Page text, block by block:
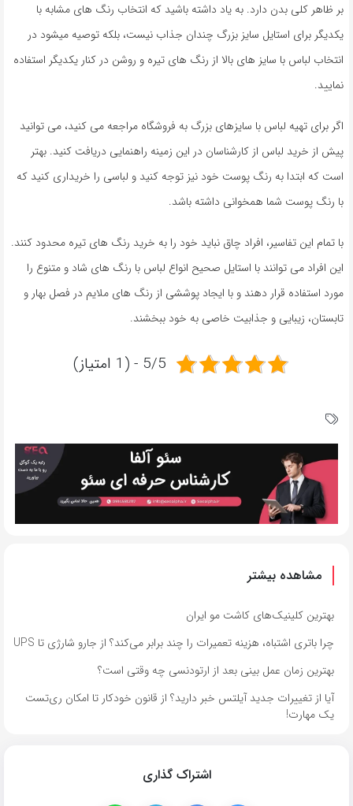
بر ظاهر کلی بدن دارد. به یاد داشته باشید که انتخاب رنگ های مشابه با
یکدیگر برای استایل سایز بزرگ چندان جذاب نیست، بلکه توصیه میشود در
انتخاب لباس با سایز های بالا از رنگ های تیره و روشن در کنار یکدیگر استفاده
نمایید.
اگر برای تهیه لباس با سایزهای بزرگ به فروشگاه مراجعه می کنید، می توانید
پیش از خرید لباس از کارشناسان در این زمینه راهنمایی دریافت کنید. بهتر
است که ابتدا به رنگ پوست خود نیز توجه کنید و لباسی را خریداری کنید که
با رنگ پوست شما همخوانی داشته باشد.
با تمام این تفاسیر، افراد چاق نباید خود را به خرید رنگ های تیره محدود کنند.
این افراد می توانند با استایل صحیح انواع لباس با رنگ های شاد و متنوع را
مورد استفاده قرار دهند و با ایجاد پوششی از رنگ های ملایم در فصل بهار و
تابستان، زیبایی و جذابیت خاصی به خود ببخشند.
5/5 - (1 امتیاز)
مشاهده بیشتر
بهترین کلینیک‌های کاشت مو ایران
چرا باتری اشتباه، هزینه تعمیرات را چند برابر می‌کند؟ از جارو شارژی تا UPS
بهترین زمان عمل بینی بعد از ارتودنسی چه وقتی است؟
آیا از تغییرات جدید آیلتس خبر دارید؟ از قانون خودکار تا امکان ری‌تست
یک مهارت!
اشتراک گذاری